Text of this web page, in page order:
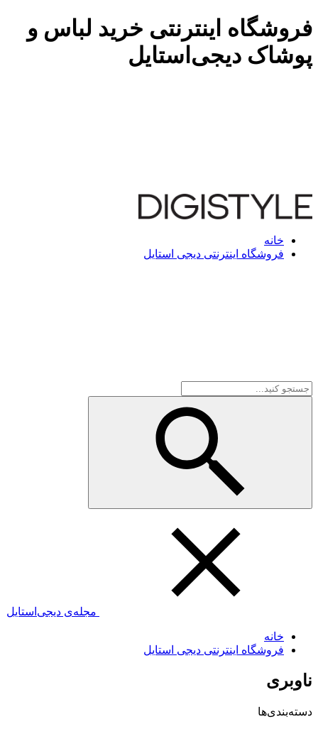
فروشگاه اینترنتی خرید لباس و
پوشاک دیجی‌استایل
خانه
فروشگاه اینترنتی دیجی استایل
مجله‌ی دیجی‌استایل
خانه
فروشگاه اینترنتی دیجی استایل
ناوبری
دسته‌بندی‌ها